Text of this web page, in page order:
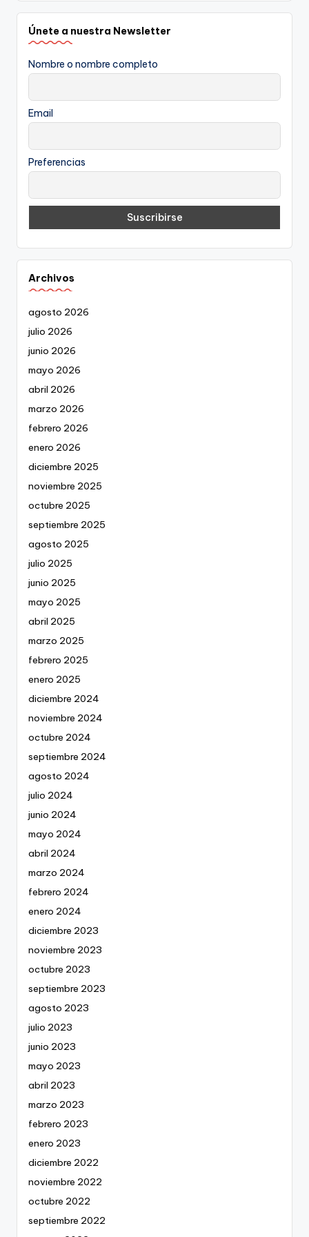
Únete a nuestra Newsletter
Nombre o nombre completo
Email
Preferencias
Archivos
agosto 2026
julio 2026
junio 2026
mayo 2026
abril 2026
marzo 2026
febrero 2026
enero 2026
diciembre 2025
noviembre 2025
octubre 2025
septiembre 2025
agosto 2025
julio 2025
junio 2025
mayo 2025
abril 2025
marzo 2025
febrero 2025
enero 2025
diciembre 2024
noviembre 2024
octubre 2024
septiembre 2024
agosto 2024
julio 2024
junio 2024
mayo 2024
abril 2024
marzo 2024
febrero 2024
enero 2024
diciembre 2023
noviembre 2023
octubre 2023
septiembre 2023
agosto 2023
julio 2023
junio 2023
mayo 2023
abril 2023
marzo 2023
febrero 2023
enero 2023
diciembre 2022
noviembre 2022
octubre 2022
septiembre 2022